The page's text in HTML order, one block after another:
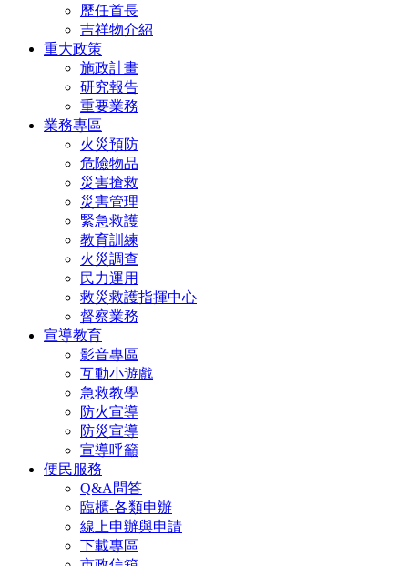
歷任首長
吉祥物介紹
重大政策
施政計畫
研究報告
重要業務
業務專區
火災預防
危險物品
災害搶救
災害管理
緊急救護
教育訓練
火災調查
民力運用
救災救護指揮中心
督察業務
宣導教育
影音專區
互動小遊戲
急救教學
防火宣導
防災宣導
宣導呼籲
便民服務
Q&A問答
臨櫃-各類申辦
線上申辦與申請
下載專區